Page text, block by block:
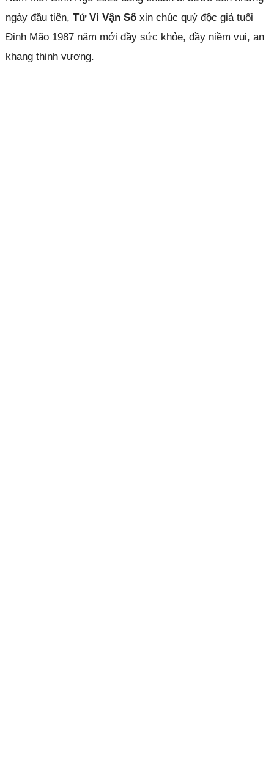
ngày đầu tiên, Tử Vi Vận Sốxin chúc quý độc giả tuổi
Đinh Mão 1987 năm mới đầy sức khỏe, đầy niềm vui, an
khang thịnh vượng.